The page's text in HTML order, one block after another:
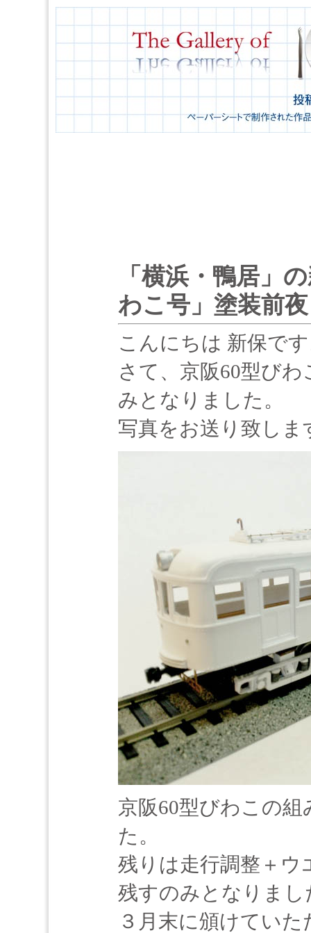
「横浜・鴨居」
わこ号」塗装前
こんにちは 新保で
さて、京阪60型び
みとなりました。
写真をお送り致しま
京阪60型びわこの
た。
残りは走行調整＋ウ
残すのみとなりまし
３月末に頒けてい